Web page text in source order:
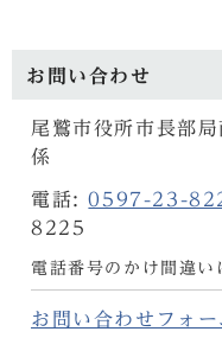
お問い合わせ
尾鷲市役所市長部
係
電話:0597-23-
8225
電話番号のかけ間違い
お問い合わせフォー